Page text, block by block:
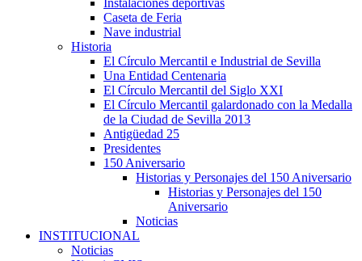
Caseta de Feria
Nave industrial
Historia
El Círculo Mercantil e Industrial de Sevilla
Una Entidad Centenaria
El Círculo Mercantil del Siglo XXI
El Círculo Mercantil galardonado con la Medalla
de la Ciudad de Sevilla 2013
Antigüedad 25
Presidentes
150 Aniversario
Historias y Personajes del 150 Aniversario
Historias y Personajes del 150
Aniversario
Noticias
INSTITUCIONAL
Noticias